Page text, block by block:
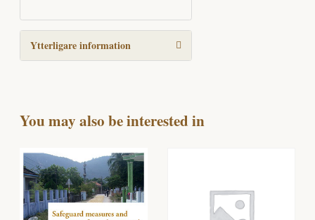
Ytterligare information
You may also be interested in